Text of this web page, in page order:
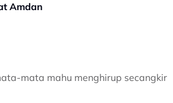
Amdan
mata mahu menghirup secangkir